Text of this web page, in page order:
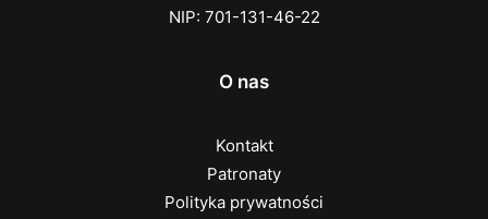
NIP: 701-131-46-22
O nas
Kontakt
Patronaty
Polityka prywatności